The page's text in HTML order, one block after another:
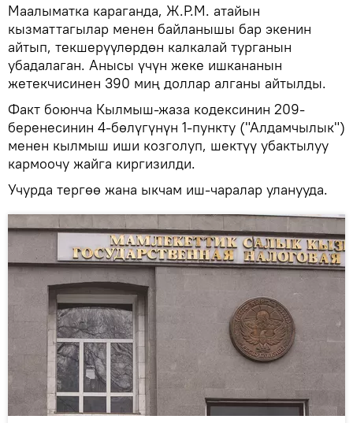
Маалыматка караганда, Ж.Р.М. атайын
кызматтагылар менен байланышы бар экенин
айтып, текшерүүлөрдөн калкалай турганын
убадалаган. Анысы үчүн жеке ишкананын
жетекчисинен 390 миң доллар алганы айтылды.
Факт боюнча Кылмыш-жаза кодексинин 209-
беренесинин 4-бөлүгүнүн 1-пункту ("Алдамчылык")
менен кылмыш иши козголуп, шектүү убактылуу
кармоочу жайга киргизилди.
Учурда тергөө жана ыкчам иш-чаралар уланууда.